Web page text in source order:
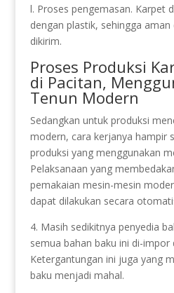
l. Proses pengemasan. Karpet
dengan plastik, sehingga
dikirim.
Proses Produksi
di Pacitan,
Tenun Modern
Sedangkan untuk produksi
modern, cara kerjanya hampir
produksi yang menggunakan
Pelaksanaan yang
pemakaian mesin-mesin
dapat dilakukan secara
4. Masih sedikitnya penyedia
semua bahan baku ini di-impor
Ketergantungan ini juga yang
baku menjadi mahal.